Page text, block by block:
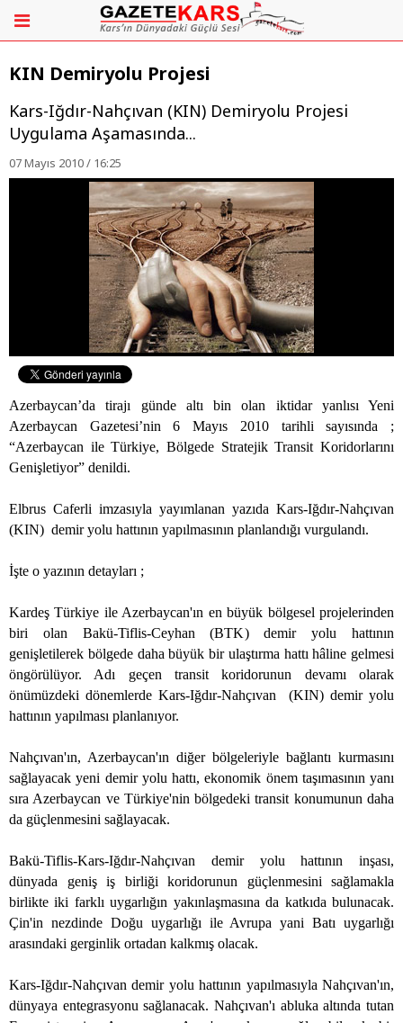
KIN Demiryolu Projesi
Kars-Iğdır-Nahçıvan (KIN) Demiryolu Projesi
Uygulama Aşamasında...
07 Mayıs 2010 / 16:25
Azerbaycan’da tirajı günde altı bin olan iktidar yanlısı Yeni
Azerbaycan Gazetesi’nin 6 Mayıs 2010 tarihli sayısında ;
“Azerbaycan ile Türkiye, Bölgede Stratejik Transit Koridorlarını
Genişletiyor” denildi.
Elbrus Caferli imzasıyla yayımlanan yazıda Kars-Iğdır-Nahçıvan
(KIN) demir yolu hattının yapılmasının planlandığı vurgulandı.
İşte o yazının detayları ;
Kardeş Türkiye ile Azerbaycan'ın en büyük bölgesel projelerinden
biri olan Bakü-Tiflis-Ceyhan (BTK) demir yolu hattının
genişletilerek bölgede daha büyük bir ulaştırma hattı hâline gelmesi
öngörülüyor. Adı geçen transit koridorunun devamı olarak
önümüzdeki dönemlerde Kars-Iğdır-Nahçıvan
(KIN) demir yolu
hattının yapılması planlanıyor.
Nahçıvan'ın, Azerbaycan'ın diğer bölgeleriyle bağlantı kurmasını
sağlayacak yeni demir yolu hattı, ekonomik önem taşımasının yanı
sıra Azerbaycan ve Türkiye'nin bölgedeki transit konumunun daha
da güçlenmesini sağlayacak.
Bakü-Tiflis-Kars-Iğdır-Nahçıvan demir yolu hattının inşası,
dünyada geniş iş birliği koridorunun güçlenmesini sağlamakla
birlikte iki farklı uygarlığın yakınlaşmasına da katkıda bulunacak.
Çin'in nezdinde Doğu uygarlığı ile Avrupa yani Batı uygarlığı
arasındaki gerginlik ortadan kalkmış olacak.
Kars-Iğdır-Nahçıvan demir yolu hattının yapılmasıyla Nahçıvan'ın,
dünyaya entegrasyonu sağlanacak. Nahçıvan'ı abluka altında tutan